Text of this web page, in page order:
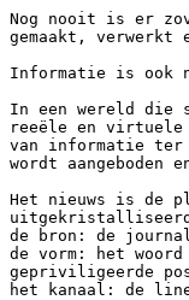
Nog nooit is er
gemaakt, verwerkt
Informatie is ook
In een wereld die
reeële en virtuele
van informatie ter
wordt
Het nieuws is de
de bron: de
de vorm: het
gepriviligeerde
het kanaal: de